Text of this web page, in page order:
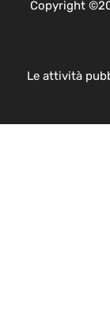
Copyright
Le attività